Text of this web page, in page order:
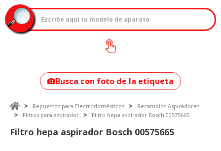
¿Cómo encontrar
tu modelo?
Busca con foto de la etiqueta
Repuestos para Electrodomésticos
Recambios Aspiradores
Filtros para aspirador
Filtro hepa aspirador Bosch 00575665
Filtro hepa aspirador Bosch 00575665